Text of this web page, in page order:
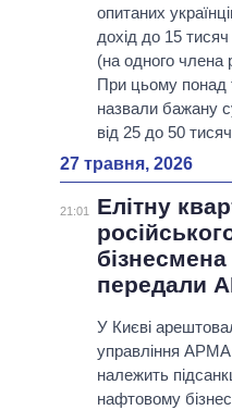
опитаних
дохід до 15 тисяч
(на одного члена
При цьому понад
назвали бажану
від 25 до 50
27 травня, 2026
21:01
Елітну
передали
У Києві
управління АРМА
належить
нафтовому